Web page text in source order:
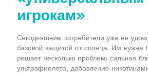
игрокам»
Сегодняшние потребители уже не
базовой защитой от солнца. Им нужна
решает несколько проблем: сильная
ультрафиолета, добавление